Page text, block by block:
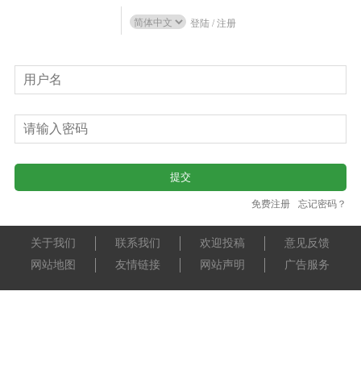
登陆 / 注册
忘记密码？
免费注册
关于我们 联系我们 欢迎投稿
意见反馈
网站地图
友情链接 网站声明 广告服务